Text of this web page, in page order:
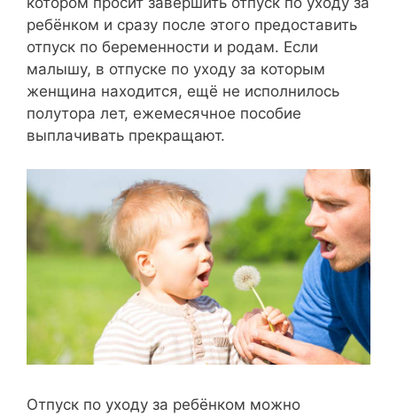
ребёнком и сразу после этого предоставить
отпуск по беременности и родам. Если
малышу, в отпуске по уходу за которым
женщина находится, ещё не исполнилось
полутора лет, ежемесячное пособие
выплачивать прекращают.
Отпуск по уходу за ребёнком можно